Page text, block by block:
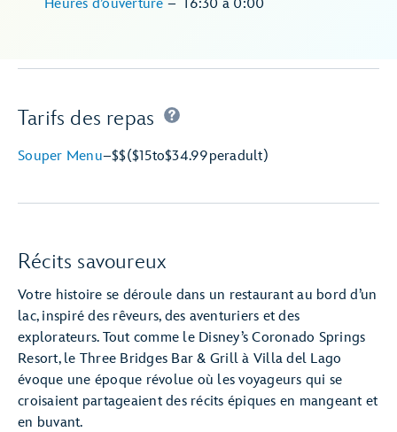
Heures d’ouverture –16:30 à 0:00
Tarifs des repas
Souper Menu–$$($15to$34.99peradult)
Récits savoureux
Votre histoire se déroule dans un restaurant au bord d’un
lac, inspiré des rêveurs, des aventuriers et des
explorateurs. Tout comme le Disney’s Coronado Springs
Resort, le Three Bridges Bar & Grill à Villa del Lago
évoque une époque révolue où les voyageurs qui se
croisaient partageaient des récits épiques en mangeant et
en buvant.